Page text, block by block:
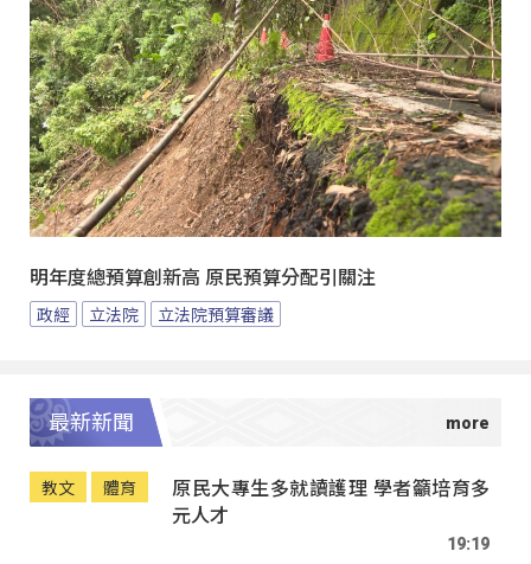
明年度總預算創新高 原民預算分配引關注
政經 立法院 立法院預算審議
最新新聞
教文 體育
原民大專生多就讀護理 學者籲培育多
元人才
19:19